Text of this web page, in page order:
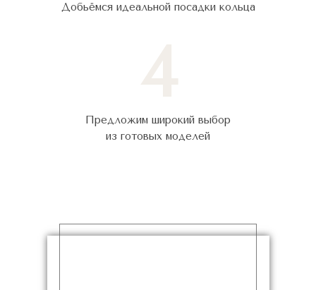
Добьёмся идеальной посадки кольца
Предложим широкий выбор
из готовых моделей